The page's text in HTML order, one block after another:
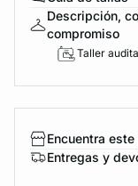
Descripción,
compromiso
Taller
Encuentra
Entregas y